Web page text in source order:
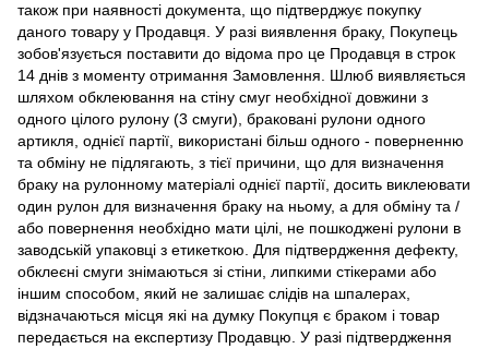
також при наявності документа, що підтверджує покупку
даного товару у Продавця. У разі виявлення браку, Покупець
зобов'язується поставити до відома про це Продавця в строк
14 днів з моменту отримання Замовлення. Шлюб виявляється
шляхом обклеювання на стіну смуг необхідної довжини з
одного цілого рулону (3 смуги), браковані рулони одного
артикля, однієї партії, використані більш одного - поверненню
та обміну не підлягають, з тієї причини, що для визначення
браку на рулонному матеріалі однієї партії, досить виклеювати
один рулон для визначення браку на ньому, а для обміну та /
або повернення необхідно мати цілі, не пошкоджені рулони в
заводській упаковці з етикеткою. Для підтвердження дефекту,
обклеєні смуги знімаються зі стіни, липкими стікерами або
іншим способом, який не залишає слідів на шпалерах,
відзначаються місця які на думку Покупця є браком і товар
передається на експертизу Продавцю. У разі підтвердження